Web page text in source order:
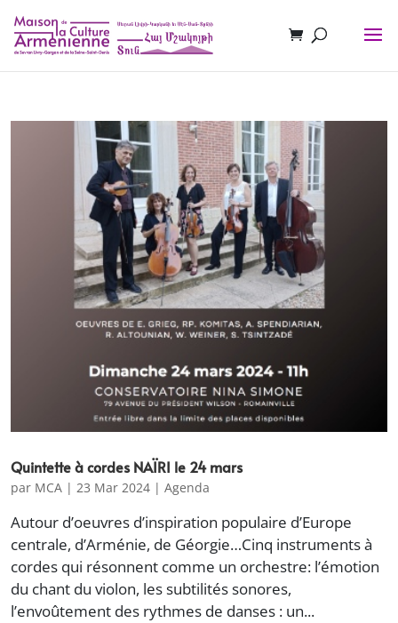
Quintette à cordes NAÏRI le 24 mars
par MCA | 23 Mar 2024 | Agenda
Autour d’oeuvres d’inspiration populaire d’Europe
centrale, d’Arménie, de Géorgie…Cinq instruments à
cordes qui résonnent comme un orchestre: l’émotion
du chant du violon, les subtilités sonores,
l’envoûtement des rythmes de danses : un...